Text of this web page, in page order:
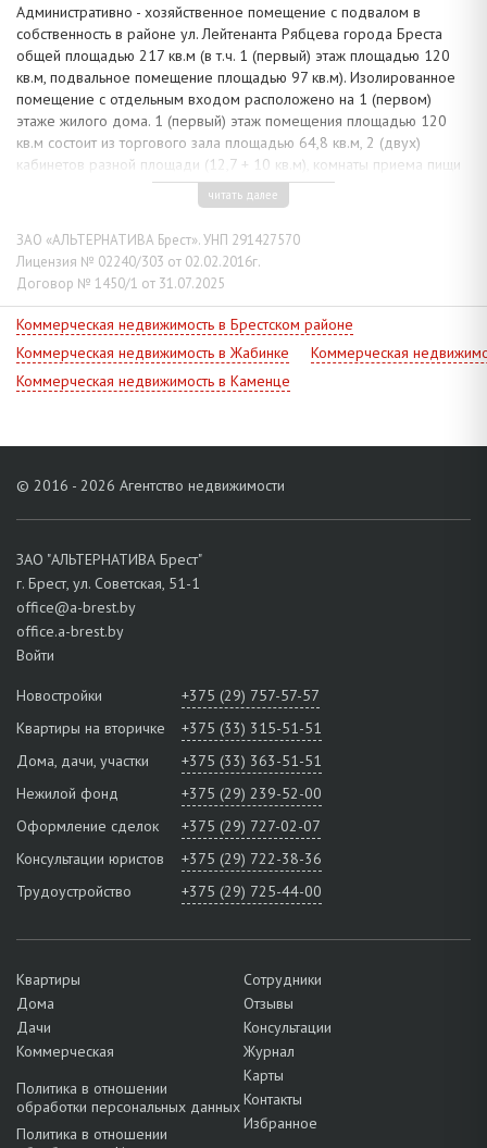
Административно - хозяйственное помещение с подвалом в
собственность в районе ул. Лейтенанта Рябцева города Бреста
общей площадью 217 кв.м (в т.ч. 1 (первый) этаж площадью 120
кв.м, подвальное помещение площадью 97 кв.м). Изолированное
помещение с отдельным входом расположено на 1 (первом)
этаже жилого дома. 1 (первый) этаж помещения площадью 120
кв.м состоит из торгового зала площадью 64,8 кв.м, 2 (двух)
кабинетов разной площади (12,7 + 10 кв.м), комнаты приема пищи
(6,2 кв.м), отдельного санузла, коридора и тамбура. Высота
потолков - 3,12 м. Подвальное помещение площадью 97 кв.м
разделено на несколько помещений разной площади. Высота
потолков - 2,50 м. Дополнительный выход во двор.
Рассматриваются все варианты.
читать далее
ЗАО «АЛЬТЕРНАТИВА Брест». УНП 291427570
Лицензия № 02240/303 от 02.02.2016г.
Договор № 1450/1 от 31.07.2025
Коммерческая недвижимость в Брестском районе
Коммерческая недвижимость в Жабинке
Коммерческая
Коммерческая недвижимость в Каменце
© 2016 - 2026 Агентство недвижимости
ЗАО "АЛЬТЕРНАТИВА Брест"
г. Брест, ул. Советская, 51-1
office@a-brest.by
office.a-brest.by
Войти
Новостройки
+375 (29) 757-57-57
Квартиры на вторичке
+375 (33) 315-51-51
Дома, дачи, участки
+375 (33) 363-51-51
Нежилой фонд
+375 (29) 239-52-00
Оформление сделок
+375 (29) 727-02-07
Консультации юристов
+375 (29) 722-38-36
Трудоустройство
+375 (29) 725-44-00
Квартиры
Дома
Дачи
Коммерческая
Политика в отношении
обработки персональных данных
Политика в отношении
Сотрудники
Отзывы
Консультации
Журнал
Карты
Контакты
Избранное